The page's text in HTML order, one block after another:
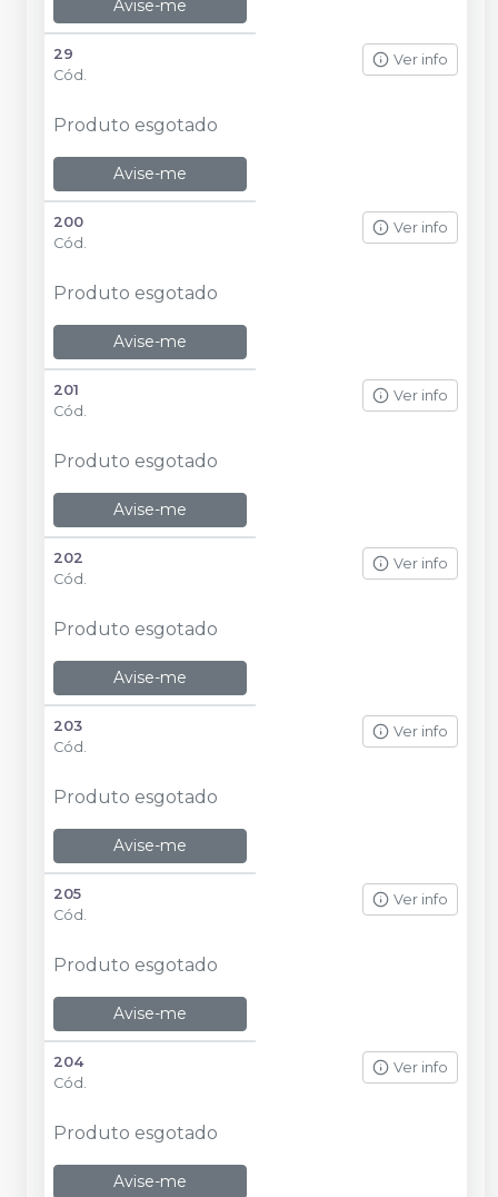
Avise-me
29
Cód.
Ver info
Produto esgotado
Avise-me
200
Cód.
Ver info
Produto esgotado
Avise-me
201
Cód.
Ver info
Produto esgotado
Avise-me
202
Cód.
Ver info
Produto esgotado
Avise-me
203
Cód.
Ver info
Produto esgotado
Avise-me
205
Cód.
Ver info
Produto esgotado
Avise-me
204
Cód.
Ver info
Produto esgotado
Avise-me